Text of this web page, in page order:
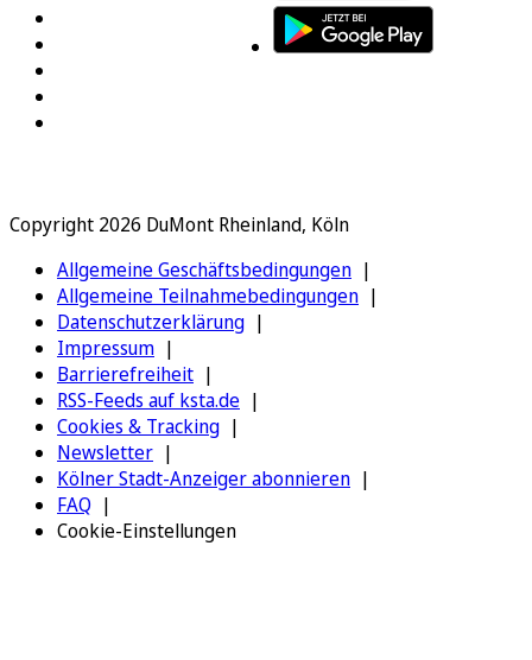
Copyright 2026 DuMont Rheinland, Köln
Allgemeine Geschäftsbedingungen
Allgemeine Teilnahmebedingungen
Datenschutzerklärung
Impressum
Barrierefreiheit
RSS-Feeds auf ksta.de
Cookies & Tracking
Newsletter
Kölner Stadt-Anzeiger abonnieren
FAQ
Cookie-Einstellungen